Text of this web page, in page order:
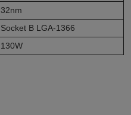
32nm
Socket B LGA-1366
130W